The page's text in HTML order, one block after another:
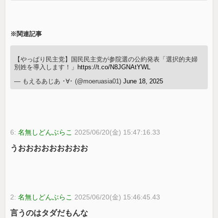
※関連記事
【やっぱり民主党】国民民主党が参院選の公約発表「選択的夫婦
別姓を導入します！」 https://t.co/N8JGNAtYWL
— もえるあじあ ･∀･ (@moeruasia01)June 18, 2025
6:名無しどんぶらこ 2025/06/20(金) 15:47:16.33
うおおおおおおおおお
2:名無しどんぶらこ 2025/06/20(金) 15:46:45.43
言うのはタダだもんな